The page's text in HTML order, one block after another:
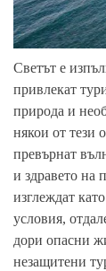
Светът е
привлекат
природа и
някои от тези
превърнат
и здравето на
изглеждат
условия,
дори опасни
незащитени